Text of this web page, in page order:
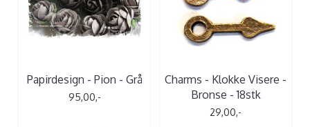
Papirdesign - Pion - Grå
95,00,-
Charms - Klokke Visere -
Bronse - 18stk
29,00,-